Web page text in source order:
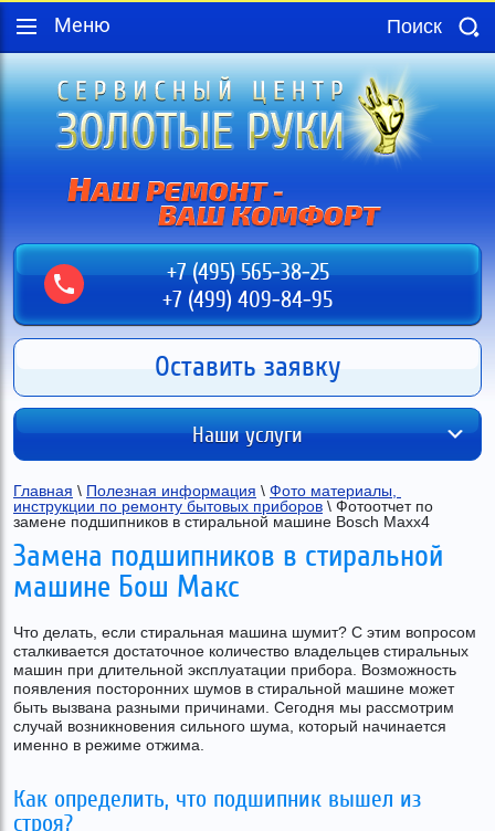
+7 (495) 565-38-25
+7 (499) 409-84-95
Оставить заявку
Меню
Наши услуги
Главная \ Полезная информация \ Фото материалы,
инструкции по ремонту бытовых приборов \ Фотоотчет по
замене подшипников в стиральной машине Bosch Maxx4
Замена подшипников в стиральной
машине Бош Макс
Что делать, если стиральная машина шумит? С этим вопросом
сталкивается достаточное количество владельцев стиральных
машин при длительной эксплуатации прибора. Возможность
появления посторонних шумов в стиральной машине может
быть вызвана разными причинами. Сегодня мы рассмотрим
случай возникновения сильного шума, который начинается
именно в режиме отжима.
Как определить, что подшипник вышел из
строя?